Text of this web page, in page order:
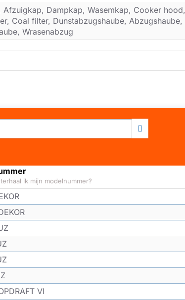
Afzuigkap, Dampkap, Wasemkap, Cooker hood,
Coal filter, Dunstabzugshaube, Abzugshaube,
Wrasenabzug
ik mijn modelnummer?
VI